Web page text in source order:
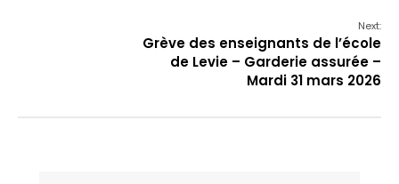
Next:
Grève des enseignants de l’école
de Levie – Garderie assurée –
Mardi 31 mars 2026